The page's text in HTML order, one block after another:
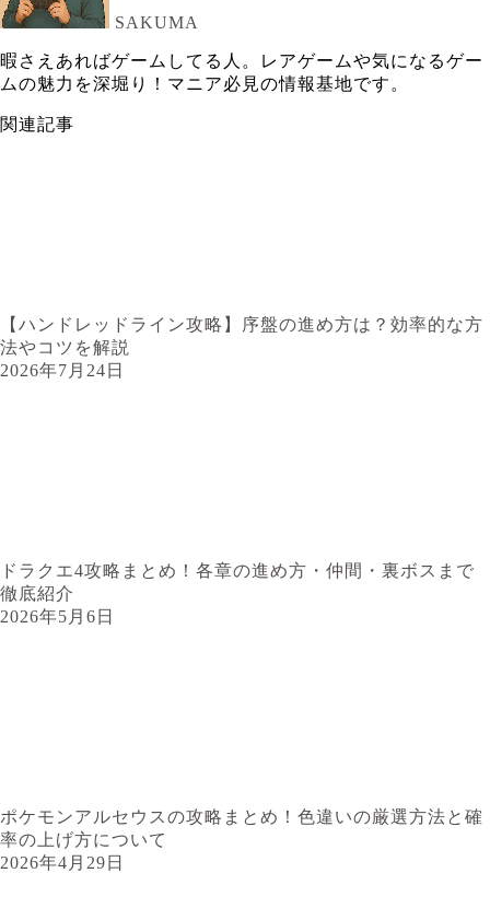
SAKUMA
暇さえあればゲームしてる人。レアゲームや気になるゲー
ムの魅力を深堀り！マニア必見の情報基地です。
関連記事
【ハンドレッドライン攻略】序盤の進め方は？効率的な方
法やコツを解説
2026年7月24日
ドラクエ4攻略まとめ！各章の進め方・仲間・裏ボスまで
徹底紹介
2026年5月6日
ポケモンアルセウスの攻略まとめ！色違いの厳選方法と確
率の上げ方について
2026年4月29日